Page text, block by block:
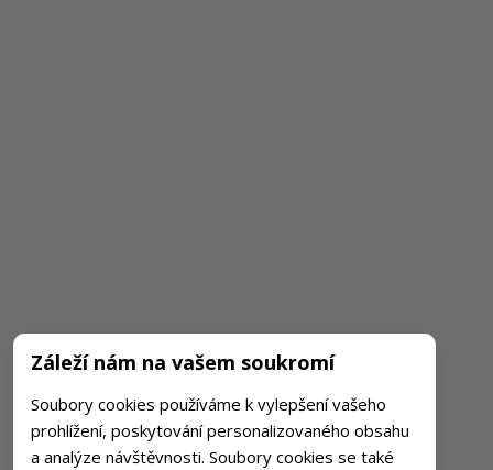
Záleží nám na vašem soukromí
Soubory cookies používáme k vylepšení vašeho
prohlížení, poskytování personalizovaného obsahu
a analýze návštěvnosti. Soubory cookies se také